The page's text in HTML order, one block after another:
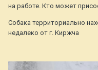
на работе. Кто может
Собака территориально
недалеко от г. Киржча